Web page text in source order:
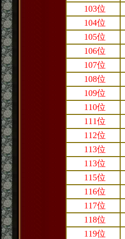
103位
104位
105位
106位
107位
108位
109位
110位
111位
112位
113位
113位
115位
116位
117位
118位
119位